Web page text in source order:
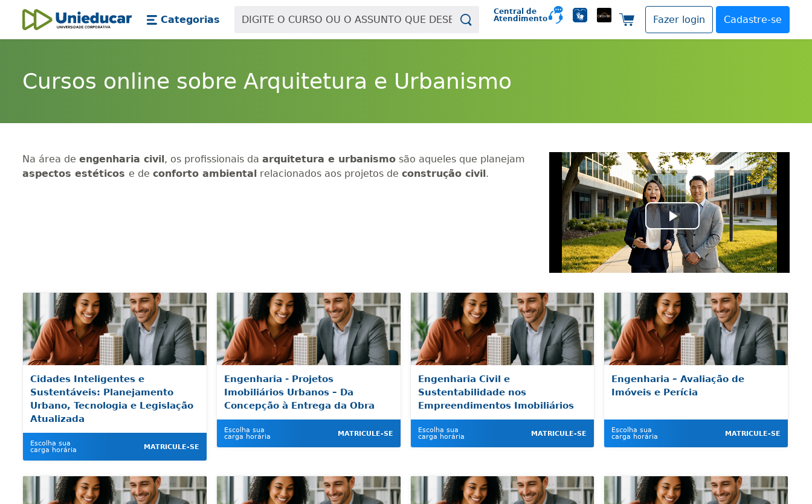
Skip main navigation
Skip to main content
Unieducar
Categorias
Central de
Atendimento
Carrinho de compras
Fazer login Cadastre-se
Cursos online sobre Arquitetura e Urbanismo
Na área de engenharia civil, os profissionais da arquitetura e urbanismo são aqueles que planejam
aspectos estéticos e de conforto ambiental relacionados aos projetos de construção civil.
Play
Video
Cidades Inteligentes e
Sustentáveis: Planejamento
Urbano, Tecnologia e Legislação
Atualizada
Escolha sua
carga horária
MATRICULE-SE
Engenharia - Projetos
Imobiliários Urbanos – Da
Concepção à Entrega da Obra
Escolha sua
carga horária
MATRICULE-SE
Engenharia Civil e
Sustentabilidade nos
Empreendimentos Imobiliários
Escolha sua
carga horária
MATRICULE-SE
Engenharia – Avaliação de
Imóveis e Perícia
Escolha sua
carga horária
MATRICULE-SE